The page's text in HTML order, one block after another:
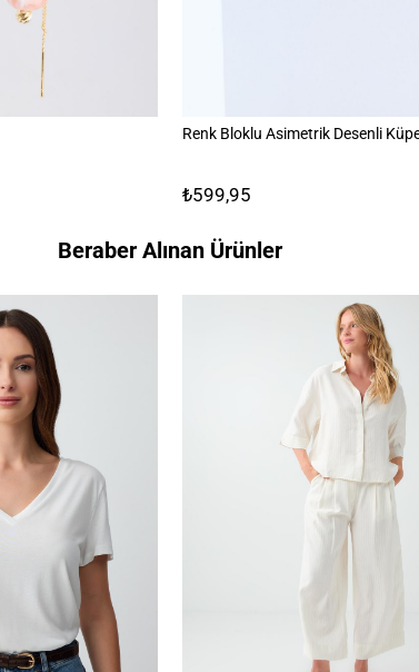
Renk Bloklu Asimetrik Desenli
₺599,95
Beraber Alınan Ürünler